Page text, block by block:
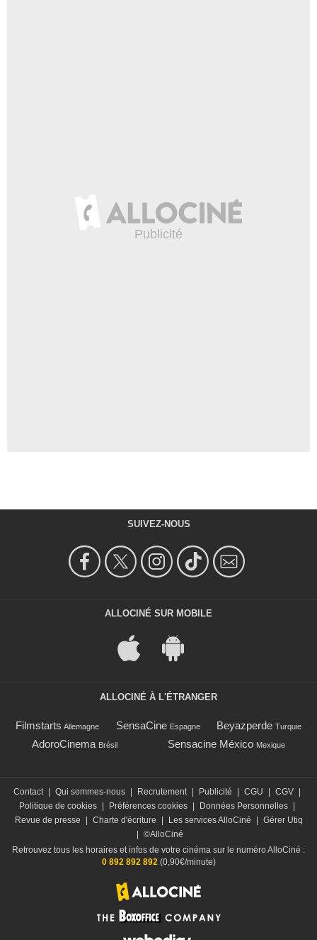
SUIVEZ-NOUS
ALLOCINÉ SUR MOBILE
ALLOCINÉ À L'ÉTRANGER
Filmstarts Allemagne SensaCine Espagne Beyazperde Turquie
AdoroCinema Brésil Sensacine México Mexique
Contact Qui sommes-nous Recrutement Publicité CGU CGV
Politique de cookies
Préférences cookies Données Personnelles
Revue de presse
Charte d'écriture Les services AlloCiné
Gérer Utiq
©AlloCiné
Retrouvez tous les horaires et infos de votre cinéma sur le numéro AlloCiné :
0 892 892 892(0,90€/minute)